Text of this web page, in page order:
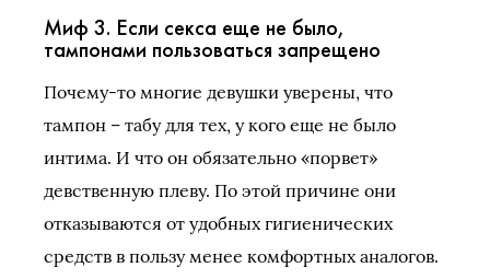
Миф 3. Если секса еще не было,
тампонами пользоваться запрещено
Почему-то многие девушки уверены, что
тампон – табу для тех, у кого еще не было
интима. И что он обязательно «порвет»
девственную плеву. По этой причине они
отказываются от удобных гигиенических
средств в пользу менее комфортных аналогов.